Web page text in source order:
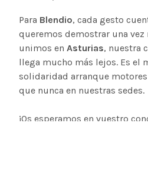
Para Blendio, cada gesto
queremos demostrar una vez
unimos en Asturias, nuestra
llega mucho más lejos. Es el
solidaridad arranque
que nunca en nuestras sedes.
¡Os esperamos en vuestro